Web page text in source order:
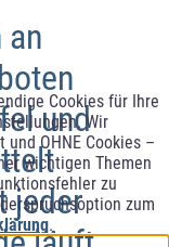
Cookies für Ihre
Wir
OHNE Cookies –
wichtigen Themen
zu
zum
.
an
und
jeder